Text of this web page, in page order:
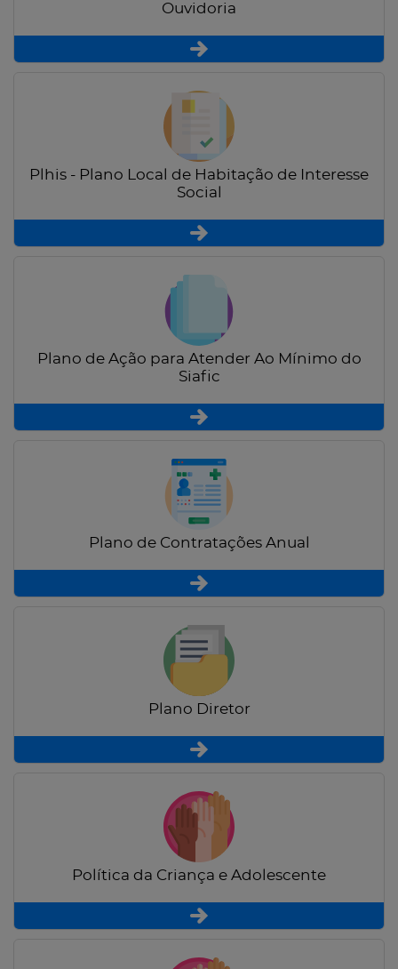
Ouvidoria
Plhis - Plano Local de Habitação de Interesse
Social
Plano de Ação para Atender Ao Mínimo do
Siafic
Plano de Contratações Anual
Plano Diretor
Política da Criança e Adolescente